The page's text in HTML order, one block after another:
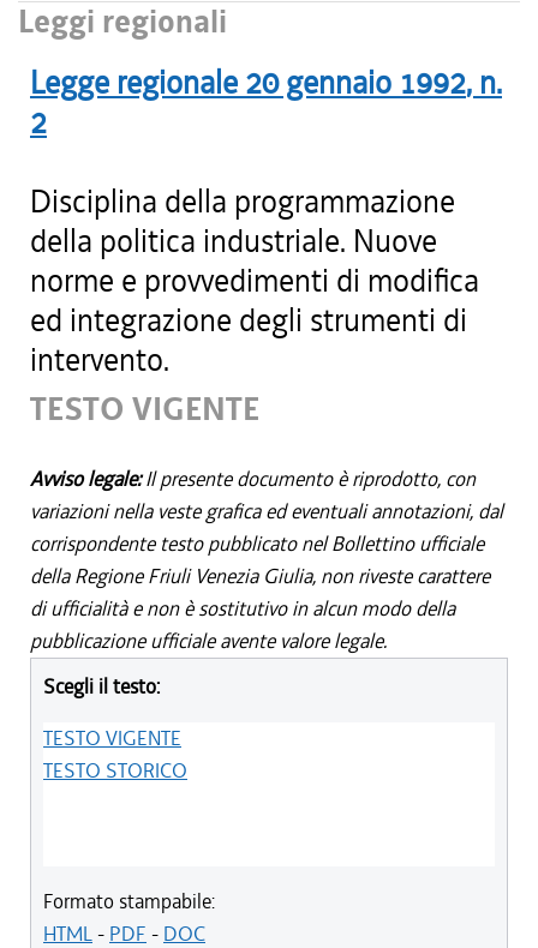
Leggi regionali
Legge regionale 20 gennaio 1992, n.
2
Disciplina della programmazione
della politica industriale. Nuove
norme e provvedimenti di modifica
ed integrazione degli strumenti di
intervento.
TESTO VIGENTE
Avviso legale:Il presente documento è riprodotto, con
variazioni nella veste grafica ed eventuali annotazioni, dal
corrispondente testo pubblicato nel Bollettino ufficiale
della Regione Friuli Venezia Giulia, non riveste carattere
di ufficialità e non è sostitutivo in alcun modo della
pubblicazione ufficiale avente valore legale.
Scegli il testo:
TESTO VIGENTE
TESTO STORICO
Formato stampabile:
HTML- PDF - DOC